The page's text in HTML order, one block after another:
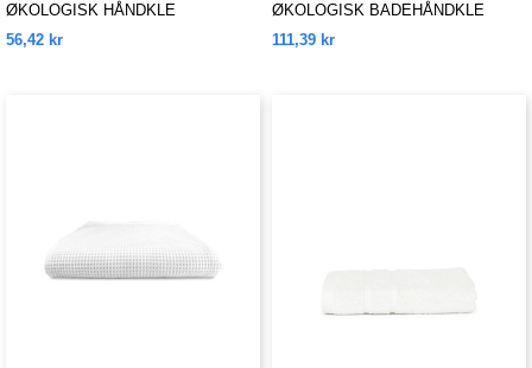
ØKOLOGISK HÅNDKLE
56,42 kr
ØKOLOGISK BADEHÅNDKLE
111,39 kr